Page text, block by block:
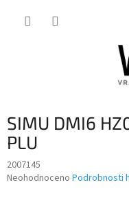
SIMU DMI6
PLU
2007145
Průměrné
Neohodnoceno Podrobnosti